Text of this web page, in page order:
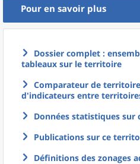
Pour en savoir plus
Dossier complet :
tableaux sur le territoire
Comparateur de
d'indicateurs entre
Données statistiques sur
Publications sur ce
Définitions des zonages